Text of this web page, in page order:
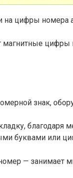
на цифры
цифры
знак,
благодаря
буквами или
— занимает